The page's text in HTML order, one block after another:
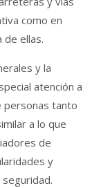
como en
de ellas.
y la
atención a
personas tanto
a lo que
de
y